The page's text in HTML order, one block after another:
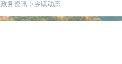
政务资讯 > 乡镇动态